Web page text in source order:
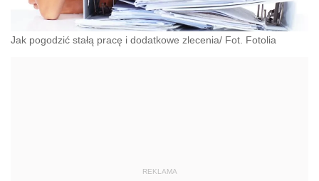
Jak pogodzić stałą pracę i dodatkowe zlecenia/ Fot. Fotolia